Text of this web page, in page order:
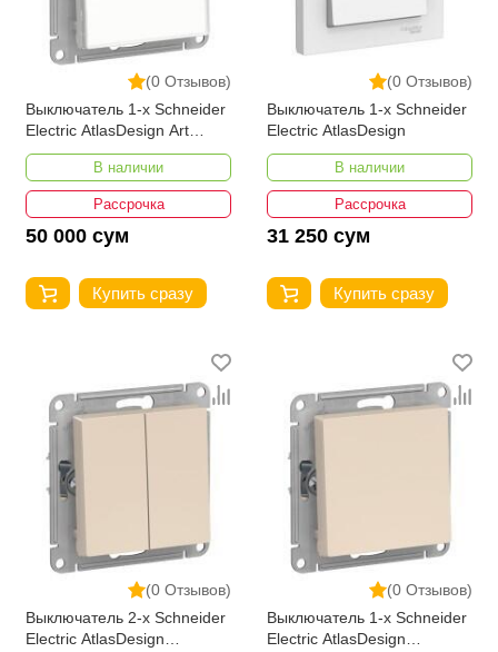
(0 Отзывов)
Выключатель 1-х Schneider
Electric AtlasDesign Art
ATN200111
В наличии
Рассрочка
50 000 сум
Купить сразу
(0 Отзывов)
Выключатель 1-х Schneider
Electric AtlasDesign
В наличии
Рассрочка
31 250 сум
Купить сразу
(0 Отзывов)
Выключатель 2-х Schneider
Electric AtlasDesign
(0 Отзывов)
Выключатель 1-х Schneider
Electric AtlasDesign